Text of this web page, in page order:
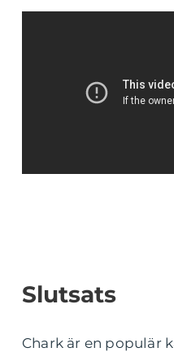
Slutsats
Chark är en populär